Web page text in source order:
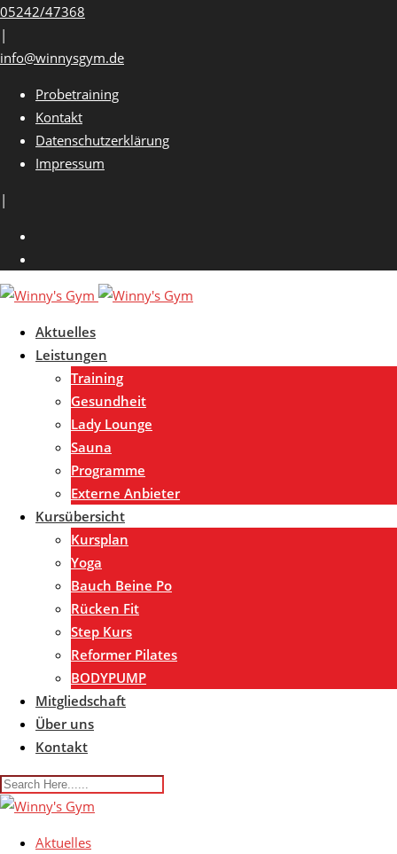
Skip
to
content
05242/47368
|
info@winnysgym.de
Probetraining
Kontakt
Datenschutzerklärung
Impressum
|
Aktuelles
Leistungen
Training
Gesundheit
Lady Lounge
Sauna
Programme
Externe Anbieter
Kursübersicht
Kursplan
Yoga
Bauch Beine Po
Rücken Fit
Step Kurs
Reformer Pilates
BODYPUMP
Mitgliedschaft
Über uns
Kontakt
Aktuelles